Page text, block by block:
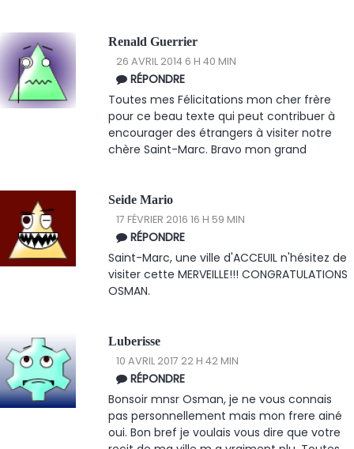
Renald Guerrier
26 AVRIL 2014 6 H 40 MIN
RÉPONDRE
Toutes mes Félicitations mon cher frère
pour ce beau texte qui peut contribuer à
encourager des étrangers à visiter notre
chère Saint-Marc. Bravo mon grand
Seide Mario
17 FÉVRIER 2016 16 H 59 MIN
RÉPONDRE
Saint-Marc, une ville d'ACCEUIL n'hésitez de
visiter cette MERVEILLE!!! CONGRATULATIONS
OSMAN.
Luberisse
10 AVRIL 2017 22 H 42 MIN
RÉPONDRE
Bonsoir mnsr Osman, je ne vous connais
pas personnellement mais mon frere ainé
oui. Bon bref je voulais vous dire que votre